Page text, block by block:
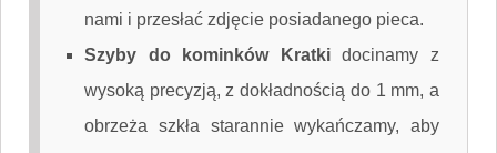
nami i przesłać zdjęcie posiadanego pieca.
Szyby do kominków Kratkidocinamy z
wysoką precyzją, z dokładnością do 1 mm, a
obrzeża szkła starannie wykańczamy, aby